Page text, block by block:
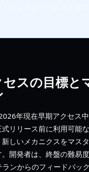
スの目標と
年現在早期アクセス
リリース前に利用可能
しいメカニクスをマス
開発者は、終盤の難易
ンからのフィードバッ